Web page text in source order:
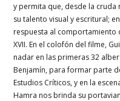
y permita que, desde la cruda
su talento visual y escritural;
respuesta al comportamiento
XVII. En el colofón del filme,
nadar en las primeras 32
Benjamín, para formar parte
Estudios Críticos, y en la
Hamra nos brinda su